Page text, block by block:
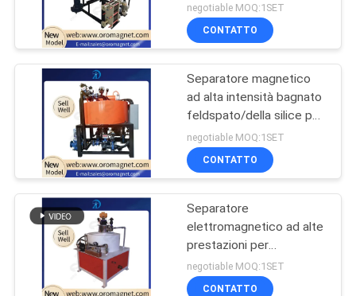
negotiable MOQ:1SET
CONTATTO
Separatore magnetico
ad alta intensità bagnato
feldspato/della silice per
rimozione FE2O3
negotiable MOQ:1SET
CONTATTO
Separatore
elettromagnetico ad alte
prestazioni per
ceramica/minera/chimica
7K300
negotiable MOQ:1SET
CONTATTO